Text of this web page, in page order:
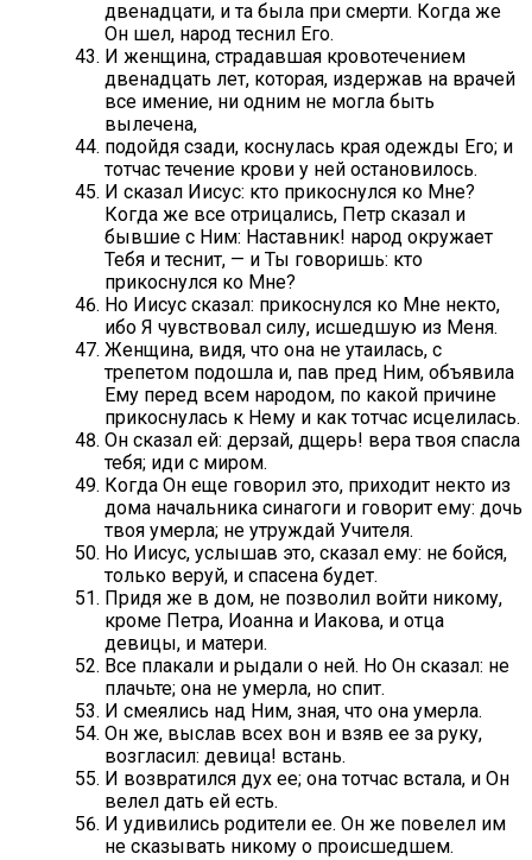
двенадцати, и та была при смерти. Когда же
Он шел, народ теснил Его.
И женщина, страдавшая кровотечением
двенадцать лет, которая, издержав на врачей
все имение, ни одним не могла быть
вылечена,
подойдя сзади, коснулась края одежды Его; и
тотчас течение крови у ней остановилось.
И сказал Иисус: кто прикоснулся ко Мне?
Когда же все отрицались, Петр сказал и
бывшие с Ним: Наставник! народ окружает
Тебя и теснит, — и Ты говоришь: кто
прикоснулся ко Мне?
Но Иисус сказал: прикоснулся ко Мне некто,
ибо Я чувствовал силу, исшедшую из Меня.
Женщина, видя, что она не утаилась, с
трепетом подошла и, пав пред Ним, объявила
Ему перед всем народом, по какой причине
прикоснулась к Нему и как тотчас исцелилась.
Он сказал ей: дерзай, дщерь! вера твоя спасла
тебя; иди с миром.
Когда Он еще говорил это, приходит некто из
дома начальника синагоги и говорит ему: дочь
твоя умерла; не утруждай Учителя.
Но Иисус, услышав это, сказал ему: не бойся,
только веруй, и спасена будет.
Придя же в дом, не позволил войти никому,
кроме Петра, Иоанна и Иакова, и отца
девицы, и матери.
Все плакали и рыдали о ней. Но Он сказал: не
плачьте; она не умерла, но спит.
И смеялись над Ним, зная, что она умерла.
Он же, выслав всех вон и взяв ее за руку,
возгласил: девица! встань.
И возвратился дух ее; она тотчас встала, и Он
велел дать ей есть.
И удивились родители ее. Он же повелел им
не сказывать никому о происшедшем.